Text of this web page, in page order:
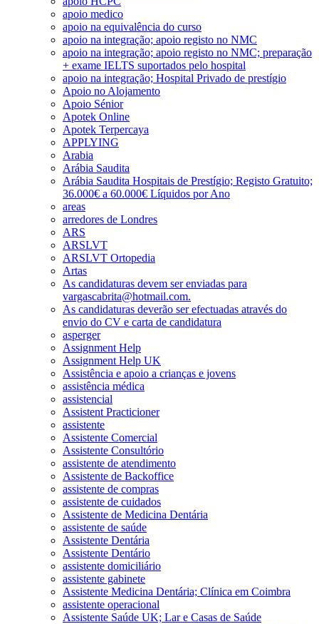
apoio medico
apoio na equivalência do curso
apoio na integração; apoio registo no NMC
apoio na integração; apoio registo no NMC; preparação
+ exame IELTS suportados pelo hospital
apoio na integração; Hospital Privado de prestígio
Apoio no Alojamento
Apoio Sénior
Apotek Online
Apotek Terpercaya
APPLYING
Arabia
Arábia Saudita
Arábia Saudita Hospitais de Prestígio; Registo Gratuito;
36.000€ a 60.000€ Líquidos por Ano
areas
arredores de Londres
ARS
ARSLVT
ARSLVT Ortopedia
Artas
As candidaturas devem ser enviadas para
vargascabrita@hotmail.com.
As candidaturas deverão ser efectuadas através do
envio do CV e carta de candidatura
asperger
Assignment Help
Assignment Help UK
Assistência e apoio a crianças e jovens
assistência médica
assistencial
Assistent Practicioner
assistente
Assistente Comercial
Assistente Consultório
assistente de atendimento
Assistente de Backoffice
assistente de compras
assistente de cuidados
Assistente de Medicina Dentária
assistente de saúde
Assistente Dentária
Assistente Dentário
assistente domiciliário
assistente gabinete
Assistente Medicina Dentária; Clínica em Coimbra
assistente operacional
Assistente Saúde UK; Lar e Casas de Saúde